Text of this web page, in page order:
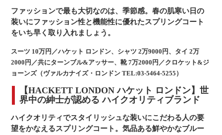
ファッションで最も大切なのは、季節感。春の肌寒い日の
装いにファッション性と機能性に優れたスプリングコート
をいち早く取り入れましょう。
スーツ 10万円／ハケット ロンドン、シャツ 2万9000円、タイ 2万
2000円／共にターンブル&アッサー、靴 7万2000円／クロケット&ジ
ョーンズ（ヴァルカナイズ・ロンドン TEL:03-5464-5255）
【HACKETT LONDON ハケット ロンドン】世
界中の紳士が認める ハイクオリティブランド
ハイクオリティでスタイリッシュな装いにこだわる人の要
望をかなえるスプリングコート。気品ある鮮やかなブルー